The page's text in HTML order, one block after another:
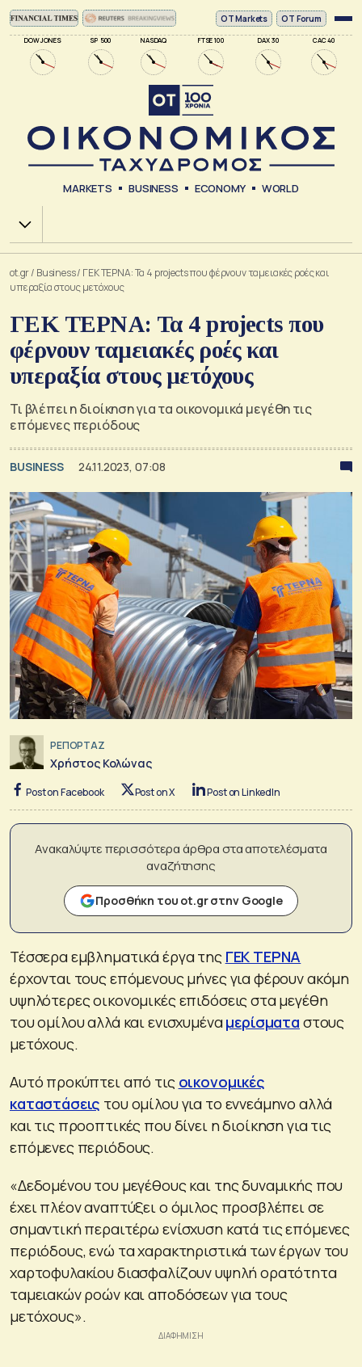
DOW JONES SP 500 NASDAQ FTSE 100 DAX 30 CAC 40
ΟΤ Markets OT Forum
MARKETS BUSINESS ECONOMY WORLD
Χ.Α.
ot.gr/ Business/ ΓΕΚ ΤΕΡΝΑ: Τα 4 projects που φέρνουν ταμειακές ροές και
υπεραξία στους μετόχους
ΓΕΚ ΤΕΡΝΑ: Τα 4 projects που
φέρνουν ταμειακές ροές και
υπεραξία στους μετόχους
Τι βλέπει η διοίκηση για τα οικονομικά μεγέθη τις
επόμενες περιόδους
BUSINESS 24.11.2023, 07:08
ΡΕΠΟΡΤΑΖ
Χρήστος Κολώνας
Post on Facebook Post on X Post on LinkedIn
Ανακαλύψτε περισσότερα άρθρα στα αποτελέσματα
αναζήτησης
Προσθήκη του ot.gr στην Google
Τέσσερα εμβληματικά έργα της ΓΕΚ ΤΕΡΝΑ
έρχονται τους επόμενους μήνες για φέρουν ακόμη
υψηλότερες οικονομικές επιδόσεις στα μεγέθη
του ομίλου αλλά και ενισχυμέναμερίσματα στους
μετόχους.
Αυτό προκύπτει από τις οικονομικές
καταστάσεις του ομίλου για το εννεάμηνο αλλά
και τις προοπτικές που δίνει η διοίκηση για τις
επόμενες περιόδους.
«Δεδομένου του μεγέθους και της δυναμικής που
έχει πλέον αναπτύξει ο όμιλος προσβλέπει σε
σημαντική περαιτέρω ενίσχυση κατά τις επόμενες
περιόδους, ενώ τα χαρακτηριστικά των έργων του
χαρτοφυλακίου διασφαλίζουν υψηλή ορατότητα
ταμειακών ροών και αποδόσεων για τους
μετόχους».